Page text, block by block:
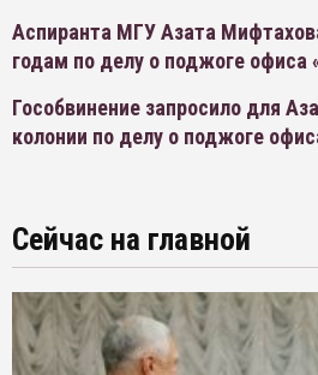
Аспиранта МГУ Азата
годам по делу о поджоге офиса
Гособвинение запросило для
колонии по делу о поджоге
Сейчас на главной